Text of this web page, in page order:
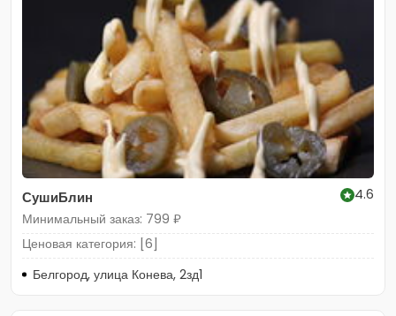
СушиБлин
4.6
Минимальный заказ: 799 ₽
Ценовая категория: [6]
Белгород, улица Конева, 2зд1